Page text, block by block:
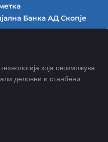
Банка АД Скопје
која овозможува
деловни и станбени